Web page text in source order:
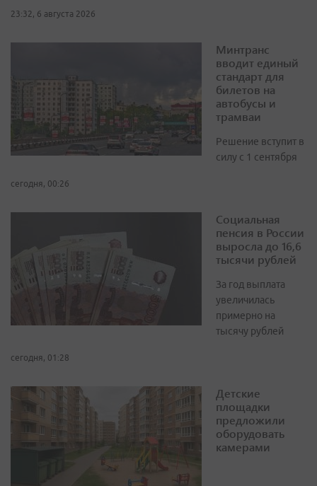
23:32, 6 августа 2026
Минтранс
вводит единый
стандарт для
билетов на
автобусы и
трамваи
Решение вступит в
силу с 1 сентября
сегодня, 00:26
Социальная
пенсия в России
выросла до 16,6
тысячи рублей
За год выплата
увеличилась
примерно на
тысячу рублей
сегодня, 01:28
Детские
площадки
предложили
оборудовать
камерами